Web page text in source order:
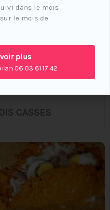
CASSES
dans le mois
le mois de
plus
06 03 61 17 42